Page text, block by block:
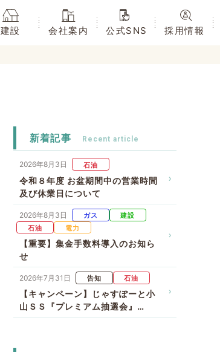
建設 会社案内 公式SNS 採用情報
新着記事
2026年8月3日 石油
令和８年度 お盆期間中の営業時間
及び休業日について
2026年8月3日 ガス
建設
石油
電力
【重要】集金手数料導入のお知ら
せ
2026年7月31日 告知 石油
【キャンペーン】じゃすぽーと小
山ＳＳ『プレミアム抽選会』…